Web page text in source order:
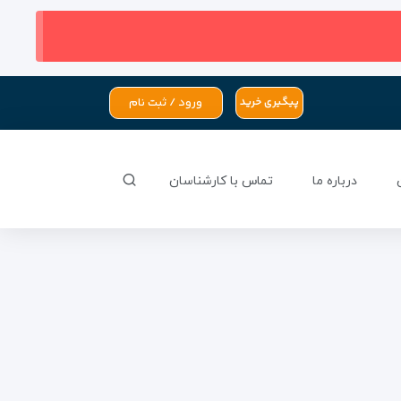
پیگیری خرید ورود / ثبت نام
درباره ما تماس با کارشناسان